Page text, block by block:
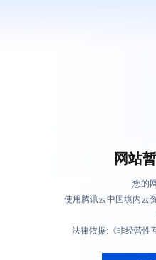
网站
您的
使用腾讯云中国境内云
法律依据:《非经营性